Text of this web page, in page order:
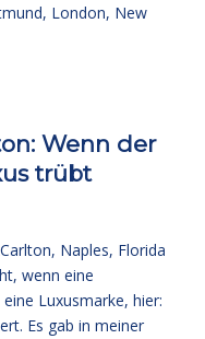
London, New
Wenn der
trübt
Naples, Florida
wenn eine
Luxusmarke, hier:
Es gab in meiner